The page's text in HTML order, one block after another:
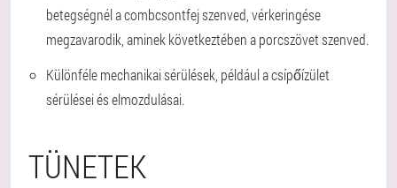
betegségnél a combcsontfej szenved, vérkeringése
megzavarodik, aminek következtében a porcszövet szenved.
Különféle mechanikai sérülések, például a csípőízület
sérülései és elmozdulásai.
TÜNETEK